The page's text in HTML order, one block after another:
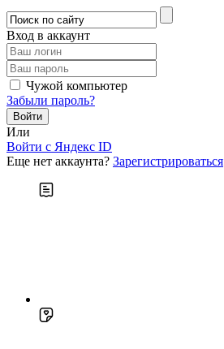
Вход в аккаунт
Чужой компьютер
Забыли пароль?
Или
Войти c Яндекс ID
Еще нет аккаунта? Зарегистрироваться